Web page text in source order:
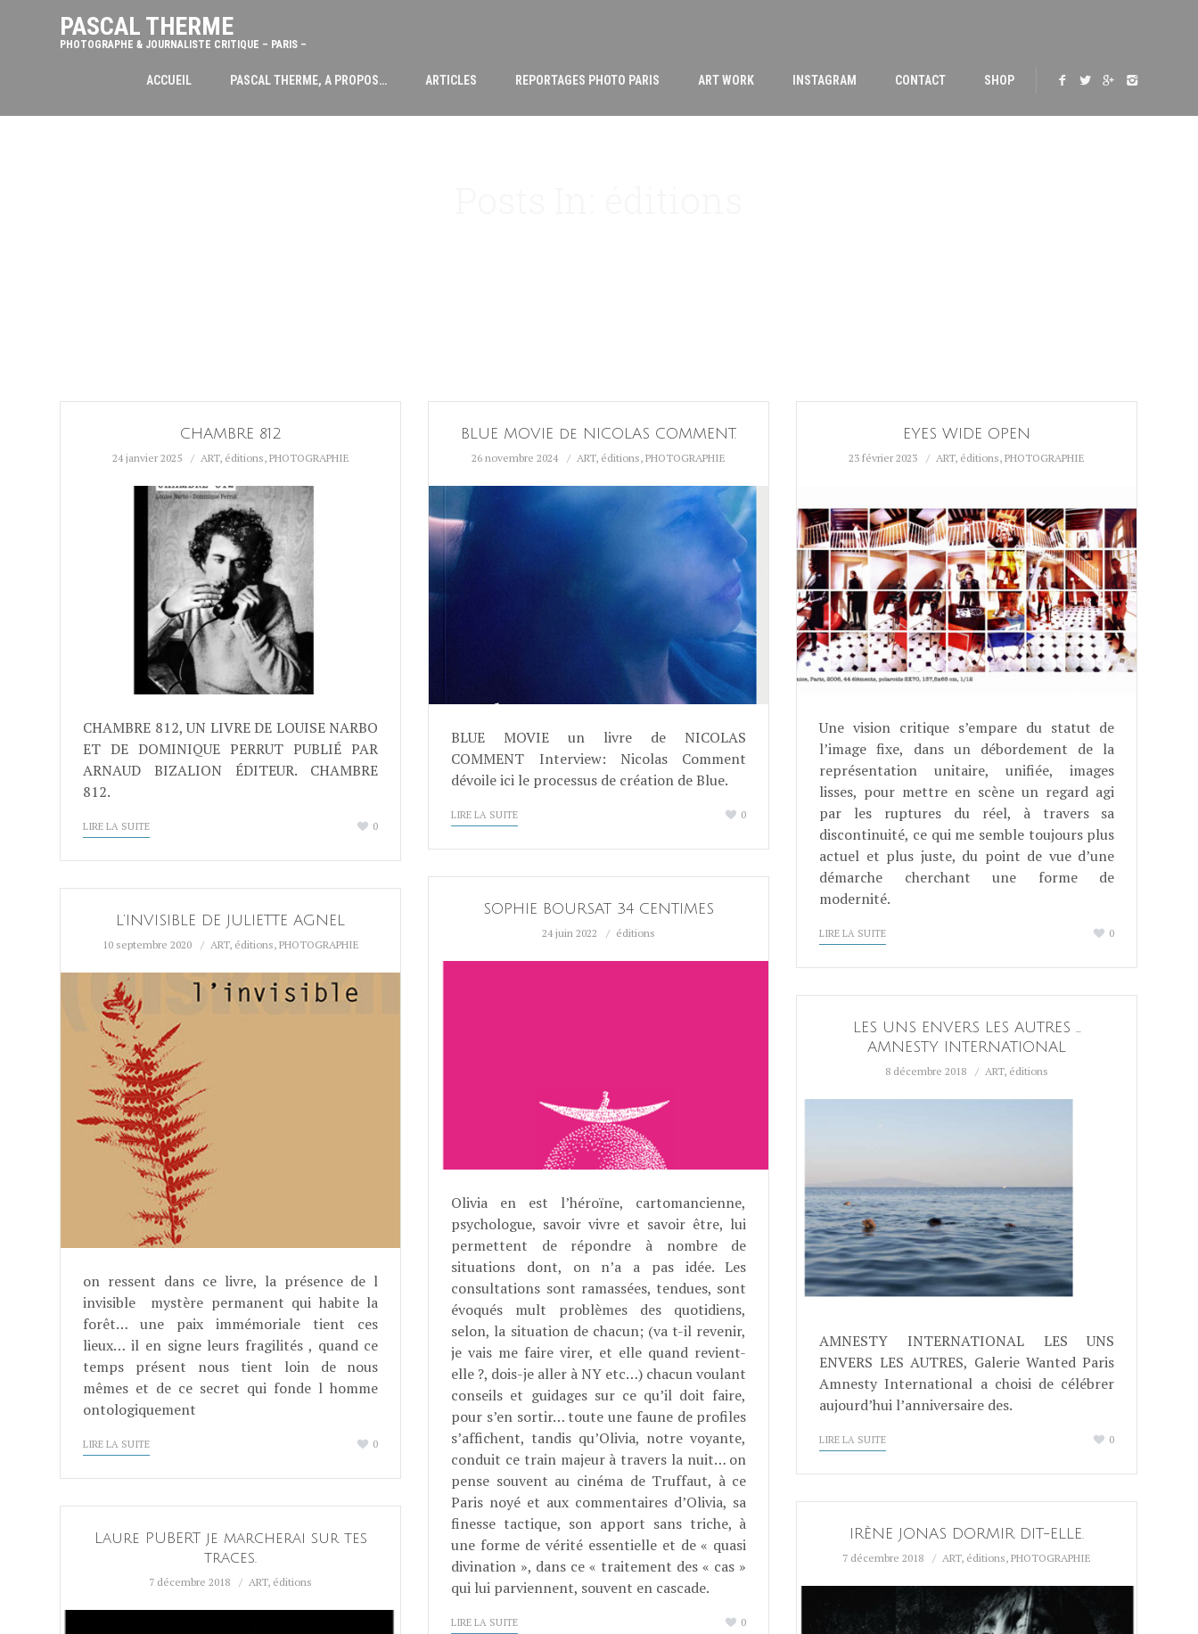
PASCAL THERME
PHOTOGRAPHE & JOURNALISTE CRITIQUE – PARIS –
ACCUEIL PASCAL THERME, A PROPOS… ARTICLES REPORTAGES PHOTO PARIS ART WORK INSTAGRAM CONTACT SHOP
CHAMBRE 812
24 janvier 2025 ART, éditions, PHOTOGRAPHIE
CHAMBRE 812, UN LIVRE DE LOUISE NARBO
ET DE DOMINIQUE PERRUT PUBLIÉ PAR
ARNAUD BIZALION ÉDITEUR. CHAMBRE
812.
LIRE LA SUITE 0
BLUE MOVIE de NICOLAS COMMENT.
26 novembre 2024 ART, éditions,PHOTOGRAPHIE
BLUE MOVIE un livre de NICOLAS
COMMENT Interview: Nicolas Comment
dévoile ici le processus de création de Blue.
LIRE LA SUITE 0
EYES WIDE OPEN
23 février 2023 ART, éditions,PHOTOGRAPHIE
Une vision critique s’empare du statut de
l’image fixe, dans un débordement de la
représentation unitaire, unifiée, images
lisses, pour mettre en scène un regard agi
par les ruptures du réel, à travers sa
discontinuité, ce qui me semble toujours plus
actuel et plus juste, du point de vue d’une
démarche cherchant une forme de
modernité.
LIRE LA SUITE 0
SOPHIE BOURSAT 34 CENTIMES
24 juin 2022 éditions
Olivia en est l’héroïne, cartomancienne,
psychologue, savoir vivre et savoir être, lui
permettent de répondre à nombre de
situations dont, on n’a a pas idée. Les
consultations sont ramassées, tendues, sont
évoqués mult problèmes des quotidiens,
selon, la situation de chacun; (va t-il revenir,
je vais me faire virer, et elle quand revient-
elle ?, dois-je aller à NY etc…) chacun voulant
conseils et guidages sur ce qu’il doit faire,
pour s’en sortir… toute une faune de profiles
s’affichent, tandis qu’Olivia, notre voyante,
conduit ce train majeur à travers la nuit… on
pense souvent au cinéma de Truffaut, à ce
Paris noyé et aux commentaires d’Olivia, sa
finesse tactique, son apport sans triche, à
une forme de vérité essentielle et de « quasi
divination », dans ce « traitement des « cas »
qui lui parviennent, souvent en cascade.
LIRE LA SUITE 0
L’INVISIBLE DE JULIETTE AGNEL
10 septembre 2020 ART, éditions, PHOTOGRAPHIE
on ressent dans ce livre, la présence de l
invisible mystère permanent qui habite la
forêt… une paix immémoriale tient ces
lieux… il en signe leurs fragilités , quand ce
temps présent nous tient loin de nous
mêmes et de ce secret qui fonde l homme
ontologiquement
LIRE LA SUITE 0
LES UNS ENVERS LES AUTRES …
AMNESTY INTERNATIONAL
8 décembre 2018 ART, éditions
AMNESTY INTERNATIONAL LES UNS
ENVERS LES AUTRES, Galerie Wanted Paris
Amnesty International a choisi de célébrer
aujourd’hui l’anniversaire des.
LIRE LA SUITE 0
IRÈNE JONAS DORMIR DIT-ELLE.
7 décembre 2018 ART, éditions,PHOTOGRAPHIE
Laure PUBERT je marcherai sur tes
traces.
7 décembre 2018 ART, éditions